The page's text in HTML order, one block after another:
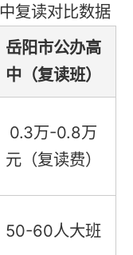
复读对比数据
岳阳市公办高
中（复读班）
0.3万-0.8万
元（复读费）
50-60人大班